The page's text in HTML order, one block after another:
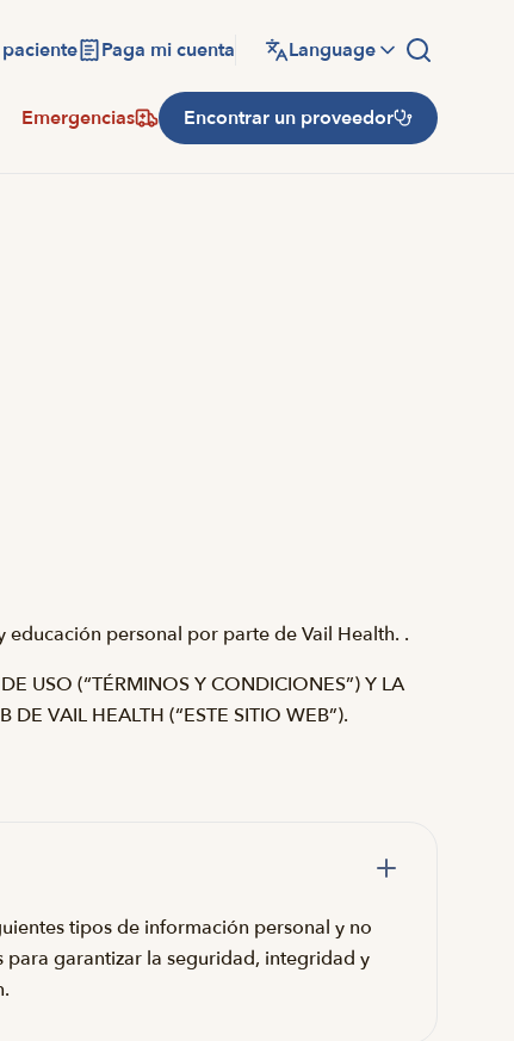
Paga mi cuenta Language
Emergencias Encontrar un proveedor
personal por parte de Vail Health. .
USO (“TÉRMINOS Y CONDICIONES”) Y LA
VAIL HEALTH (“ESTE SITIO WEB”).
tipos de información personal y no
para garantizar la seguridad, integridad y